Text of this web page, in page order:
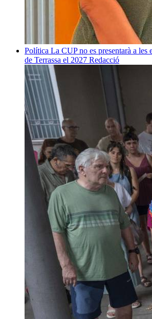
Política La CUP no es presentarà a les
de Terrassa el 2027 Redacció